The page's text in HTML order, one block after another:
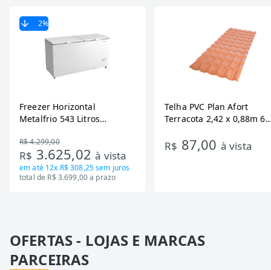
2%
Freezer Horizontal
Metalfrio 543 Litros
Tecnologia Inverter, Branco,
Bivolt
R$ 4.299,00
R$ 3.625,02à vista
em até 12x R$ 308,25sem juros
total de R$ 3.699,00 a prazo
Telha PVC Plan Afort
Terracota 2,42 x 0,88m 6
R$ 87,00 à vista
OFERTAS - LOJAS E MARCAS
PARCEIRAS